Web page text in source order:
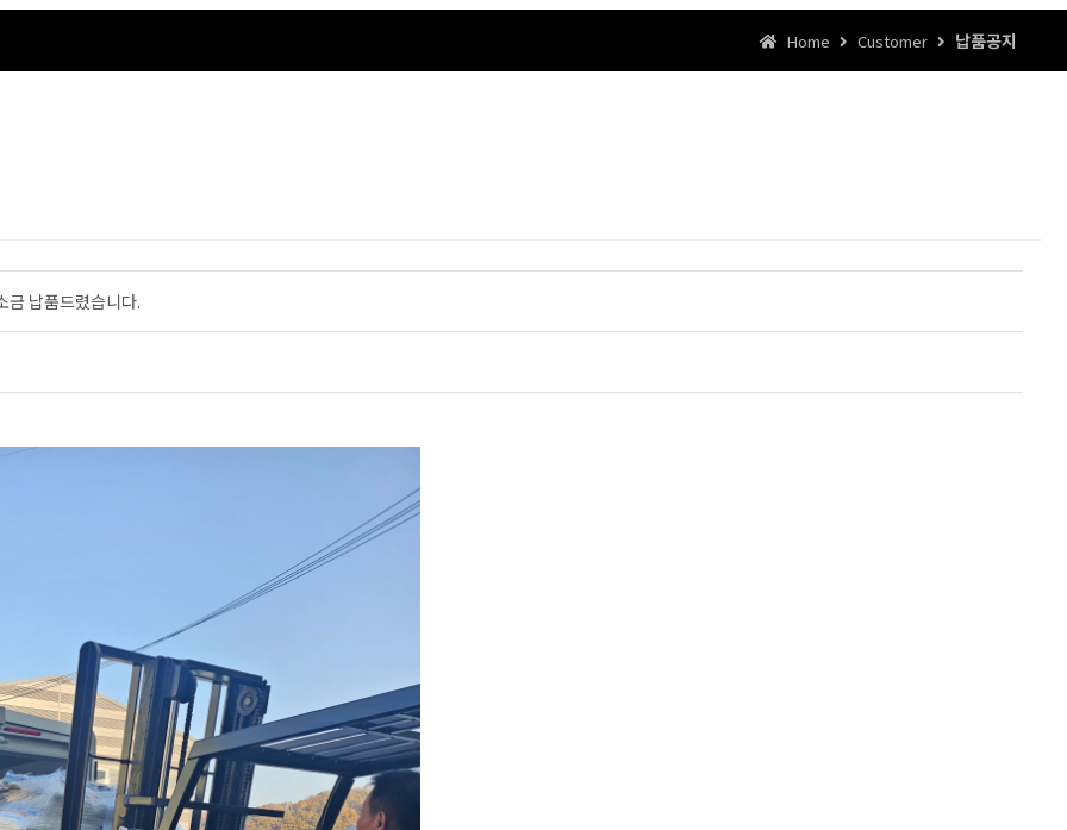
Home Customer 납품공지
금 납품드렸습니다.